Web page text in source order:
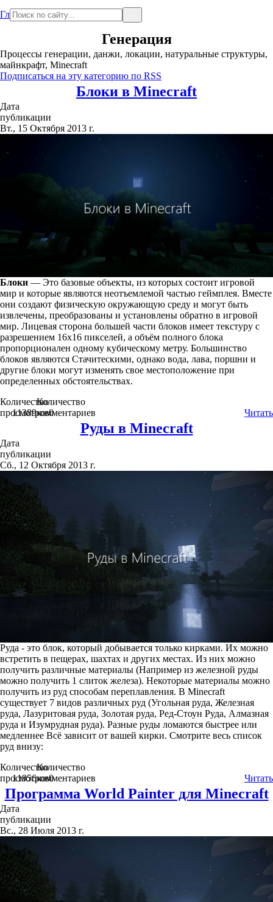
Главная
Генерация
Процессы генерации, данжи, локации, натуральные структуры,
майнкрафт, Minecraft
Подписаться на эту категорию по RSS
Блоки в Minecraft
Дата
публикации
Вт., 15 Октября 2013 г.
Блоки — Это базовые объекты, из которых состоит игровой
мир и которые являются неотъемлемой частью геймплея. Вместе
они создают физическую окружающую среду и могут быть
извлечены, преобразованы и установлены обратно в игровой
мир. Лицевая сторона большей части блоков имеет текстуру с
разрешением 16x16 пикселей, а объём полного блока
пропорционален одному кубическому метру. Большинство
блоков являются Cтачитескими, однако вода, лава, поршни и
другие блоки могут изменять свое местоположение при
определенных обстоятельствах.
Количество
просмотров
11389
Количество
комментариев
0 Читать
Руды в Minecraft
Дата
публикации
Сб., 12 Октября 2013 г.
Руда - это блок, который добывается только кирками. Их можно
встретить в пещерах, шахтах и других местах. Из них можно
получить различные материалы (Например из железной руды
можно получить 1 слиток железа). Некоторые материалы можно
получить из руд способам переплавления. В Minecraft
существует 7 видов различных руд (Угольная руда, Железная
руда, Лазуритовая руда, Золотая руда, Ред-Стоун Руда, Алмазная
руда и Изумрудная руда). Разные руды ломаются быстрее или
медленнее Всё зависит от вашей кирки. Смотрите весь список
руд внизу:
Количество
просмотров
11956
Количество
комментариев
0 Читать
Программа World Painter для Minecraft
Дата
публикации
Вс., 28 Июля 2013 г.